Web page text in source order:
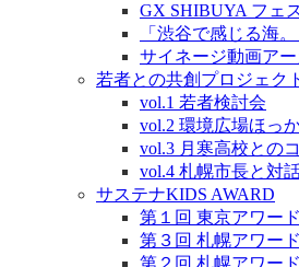
GX SHIBUYA フェ
「渋谷で感じる海
サイネージ動画ア
若者との共創プロジェク
vol.1 若者検討会
vol.2 環境広場ほっ
vol.3 月寒高校との
vol.4 札幌市長と対
サステナKIDS AWARD
第１回 東京アワード
第３回 札幌アワード
第２回 札幌アワード